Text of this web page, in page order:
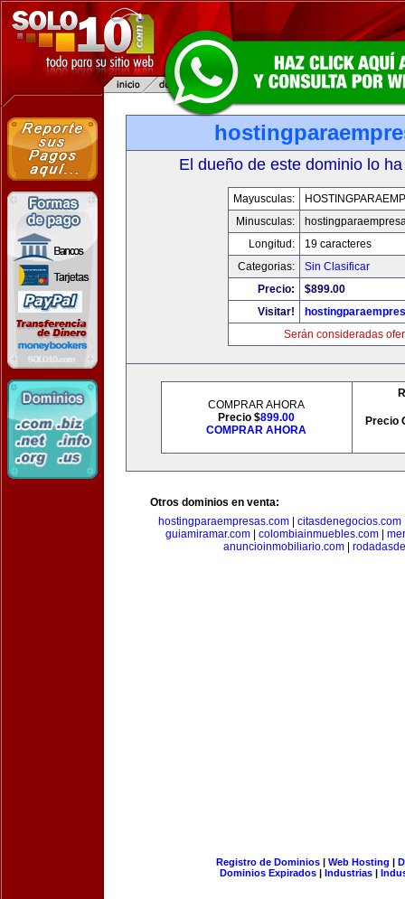
El dueño de este dominio lo
Mayusculas:
Minusculas:
Longitud:
19 caracteres
Categorias:
Sin Clasificar
Precio:
$899.00
Visitar!
Serán consideradas
COMPRAR AHORA
Precio $899.00
COMPRAR AHORA
Precio
Otros dominios en venta:
hostingparaempresas.com| citasdenegocios.com
guiamiramar.com| colombiainmuebles.com|
anuncioinmobiliario.com
Registro de Dominios| Web Hosting |
Dominios Expirados | Industrias |